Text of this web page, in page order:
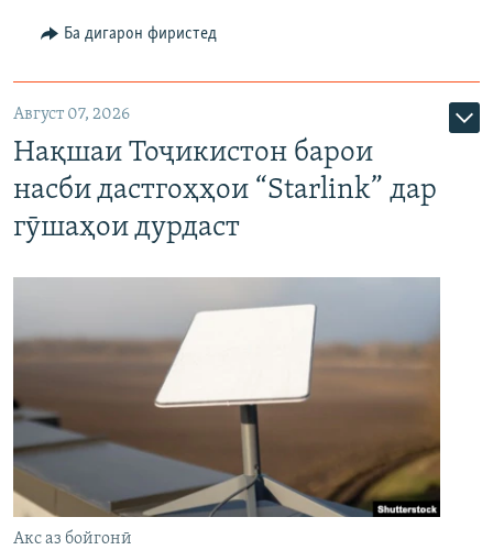
Ба дигарон фиристед
Август 07, 2026
Нақшаи Тоҷикистон барои
насби дастгоҳҳои “Starlink” дар
гӯшаҳои дурдаст
Акс аз бойгонӣ